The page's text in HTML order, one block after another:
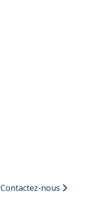
Contactez-nous